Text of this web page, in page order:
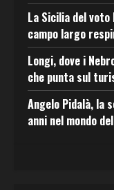
La Sicilia del
campo largo
Longi, dove i
che punta sul
Angelo Pidalà, la
anni nel mondo